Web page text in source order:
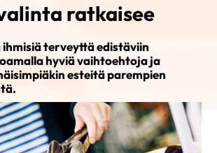
ratkaisee
ihmisiä terveyttä edistäviin
hyviä vaihtoehtoja ja
esteitä parempien